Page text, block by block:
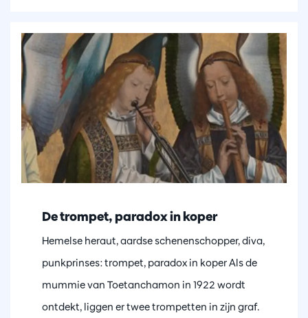
De trompet, paradox in koper
Hemelse heraut, aardse schenenschopper, diva,
punkprinses: trompet, paradox in koper Als de
mummie van Toetanchamon in 1922 wordt
ontdekt, liggen er twee trompetten in zijn graf.